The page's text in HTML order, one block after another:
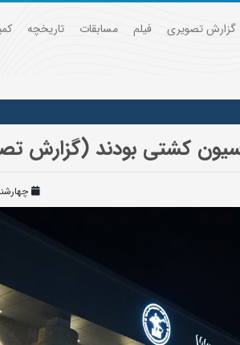
گزارش تصویری فیلم مسابقات تاریخچه
کشتی بودند (گزارش
چهارشنبه ۱۶